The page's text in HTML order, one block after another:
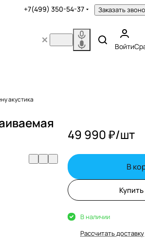
+7(499) 350-54-37 Заказать
Войти
акустика
49 990 ₽/шт
В
Купить
В наличии
Рассчитать доставку